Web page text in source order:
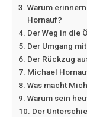
Warum
Hornauf?
Der Weg in die
Der Umgang
Der Rückzug
Michael
Was macht
Warum sein
Der